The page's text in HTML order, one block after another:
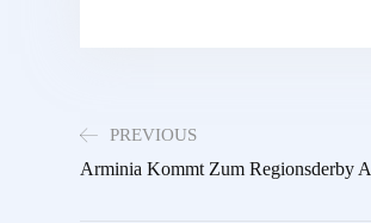
PREVIOUS
Arminia Kommt Zum Regionsderby